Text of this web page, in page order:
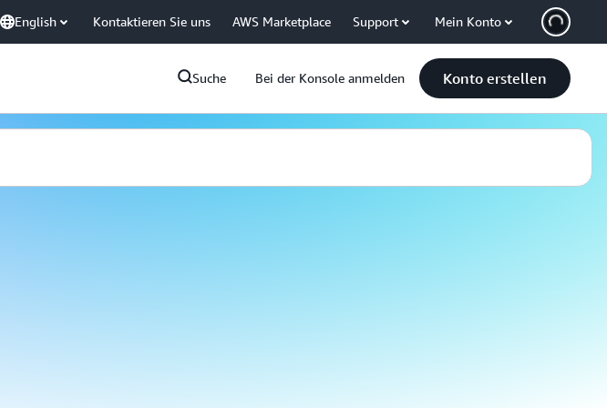
English Kontaktieren Sie uns AWS Marketplace Support Mein Konto
Suche Bei der Konsole anmelden Konto erstellen